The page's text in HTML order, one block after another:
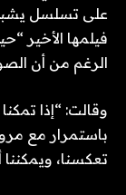
على تسلسل
فيلمها الأخير
الرغم من أن
وقالت: “إذا
باستمرار مع
تعكسنا،